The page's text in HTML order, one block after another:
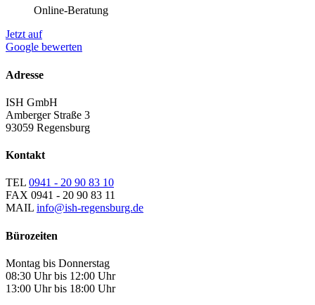
Online-Beratung
Jetzt auf
Google bewerten
Adresse
ISH GmbH
Amberger Straße 3
93059 Regensburg
Kontakt
TEL 0941 - 20 90 83 10
FAX 0941 - 20 90 83 11
MAIL info@ish-regensburg.de
Bürozeiten
Montag bis Donnerstag
08:30 Uhr bis 12:00 Uhr
13:00 Uhr bis 18:00 Uhr